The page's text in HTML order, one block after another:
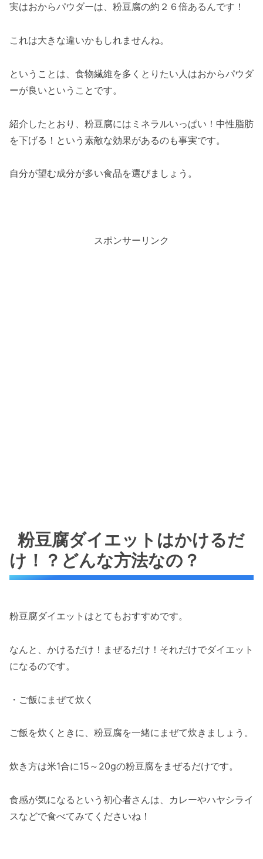
実はおからパウダーは、粉豆腐の約２６倍あるんです！
これは大きな違いかもしれませんね。
ということは、食物繊維を多くとりたい人はおからパウダ
ーが良いということです。
紹介したとおり、粉豆腐にはミネラルいっぱい！中性脂肪
を下げる！という素敵な効果があるのも事実です。
自分が望む成分が多い食品を選びましょう。
スポンサーリンク
粉豆腐ダイエットはかけるだ
け！？どんな方法なの？
粉豆腐ダイエットはとてもおすすめです。
なんと、かけるだけ！まぜるだけ！それだけでダイエット
になるのです。
・ご飯にまぜて炊く
ご飯を炊くときに、粉豆腐を一緒にまぜて炊きましょう。
炊き方は米1合に15～20gの粉豆腐をまぜるだけです。
食感が気になるという初心者さんは、カレーやハヤシライ
スなどで食べてみてくださいね！